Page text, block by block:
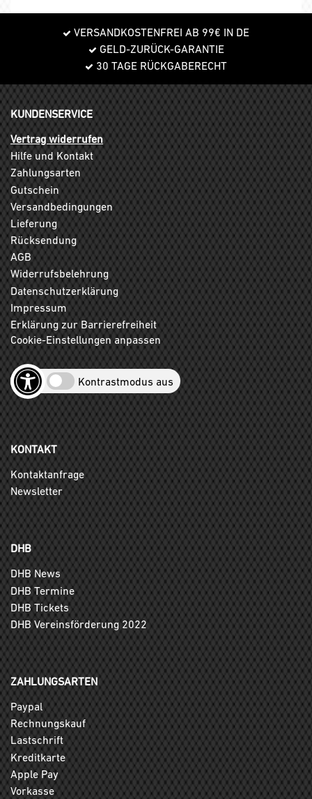
VERSANDKOSTENFREI AB 99€ IN DE
GELD-ZURÜCK-GARANTIE
30 TAGE RÜCKGABERECHT
KUNDENSERVICE
Vertrag widerrufen
Hilfe und Kontakt
Zahlungsarten
Gutschein
Versandbedingungen
Lieferung
Rücksendung
AGB
Widerrufsbelehrung
Datenschutzerklärung
Impressum
Erklärung zur Barrierefreiheit
Cookie-Einstellungen anpassen
Kontrastmodus aus
KONTAKT
Kontaktanfrage
Newsletter
DHB
DHB News
DHB Termine
DHB Tickets
DHB Vereinsförderung 2022
ZAHLUNGSARTEN
Paypal
Rechnungskauf
Lastschrift
Kreditkarte
Apple Pay
Vorkasse